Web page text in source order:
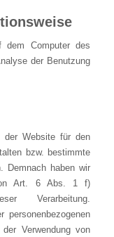
dem Computer des
der Benutzung
der Website für den
bzw. bestimmte
Demnach haben wir
Art. 6 Abs. 1 f)
Verarbeitung.
personenbezogenen
Verwendung von